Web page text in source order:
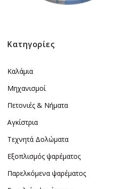
Κατηγορίες
Καλάμια
Μηχανισμοί
Πετονιές & Νήματα
Αγκίστρια
Τεχνητά Δολώματα
Εξοπλισμός ψαρέματος
Παρελκόμενα ψαρέματος